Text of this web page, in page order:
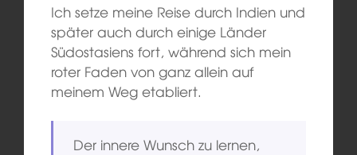
Ich setze meine Reise durch Indien und
später auch durch einige Länder
Südostasiens fort, während sich mein
roter Faden von ganz allein auf
meinem Weg etabliert.
Der innere Wunsch zu lernen,